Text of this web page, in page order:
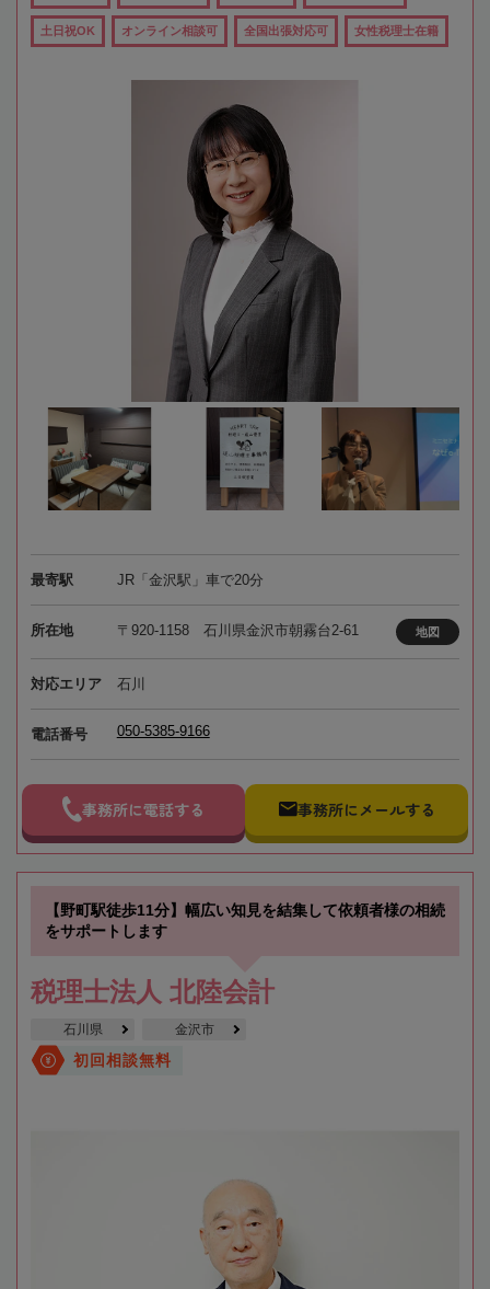
土日祝OK オンライン相談可 全国出張対応可 女性税理士在籍
最寄駅 JR「金沢駅」車で20分
所在地 〒920-1158 石川県金沢市朝霧台2-61 地図
対応エリア 石川
電話番号 050-5385-9166
事務所に電話する 事務所にメールする
【野町駅徒歩11分】幅広い知見を結集して依頼者様の相続
をサポートします
税理士法人 北陸会計
石川県 金沢市
初回相談無料